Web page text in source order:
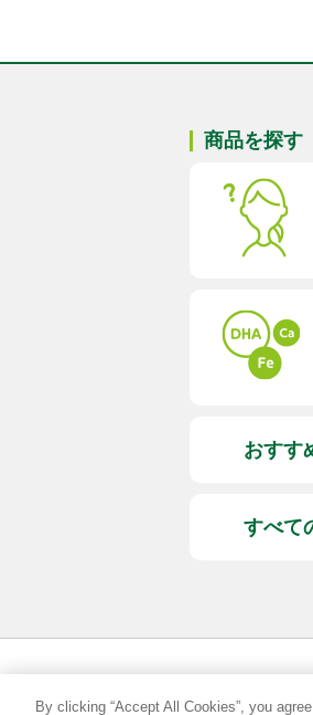
商品を探す
おすす
すべて
By clicking “Accept All Cookies”, you